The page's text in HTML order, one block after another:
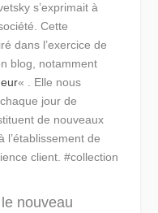
s’exprimait à
Cette
dans l’exercice de
blog, notamment
« . Elle nous
jour de
de nouveaux
l’établissement de
client. #collection
nouveau